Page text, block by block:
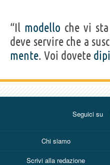
“Il modello che vi sta
deve servire che a
mente. Voi dovete
Seguici su
Chi siamo
Scrivi alla redazione